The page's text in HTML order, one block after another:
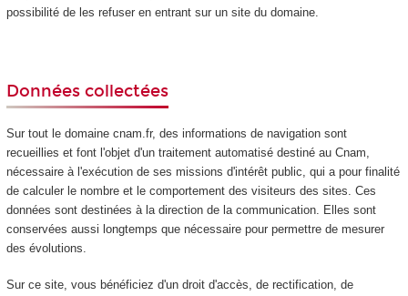
possibilité de les refuser en entrant sur un site du domaine.
Données collectées
Sur tout le domaine cnam.fr, des informations de navigation sont
recueillies et font l'objet d'un traitement automatisé destiné au Cnam,
nécessaire à l'exécution de ses missions d'intérêt public, qui a pour finalité
de calculer le nombre et le comportement des visiteurs des sites. Ces
données sont destinées à la direction de la communication. Elles sont
conservées aussi longtemps que nécessaire pour permettre de mesurer
des évolutions.
Sur ce site, vous bénéficiez d'un droit d'accès, de rectification, de